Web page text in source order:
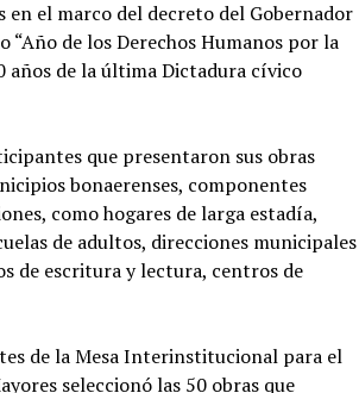
en el marco del decreto del Gobernador
de los Derechos Humanos por la
años de la última Dictadura cívico
que presentaron sus obras
bonaerenses, componentes
como hogares de larga estadía,
de adultos, direcciones municipales
de escritura y lectura, centros de
de la Mesa Interinstitucional para el
seleccionó las 50 obras que